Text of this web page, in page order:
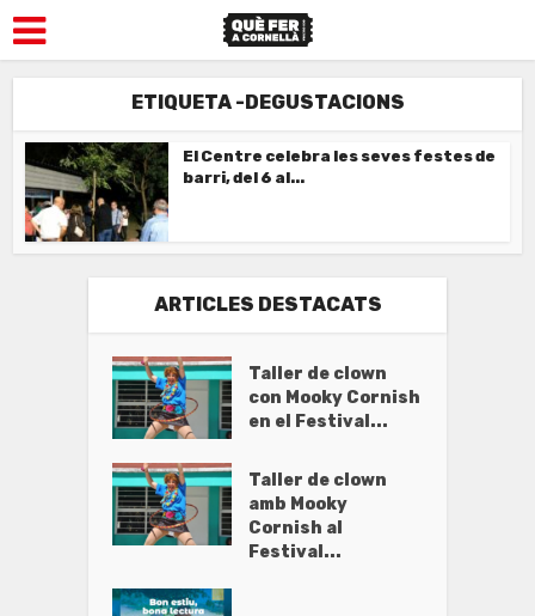
ETIQUETA -DEGUSTACIONS
El Centre celebra les seves festes de
barri, del 6 al...
ARTICLES DESTACATS
Taller de clown
con Mooky Cornish
en el Festival...
Taller de clown
amb Mooky
Cornish al
Festival...